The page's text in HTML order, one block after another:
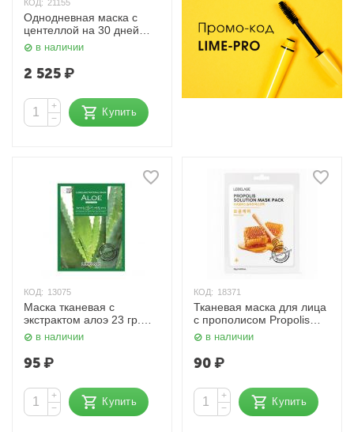
КОД: 21155
Однодневная маска с
центеллой на 30 дней
Cica ming 30 days mask
30 шт. наб. One-day’s you
в наличии
2 525₽
+
−
Купить
КОД: 13075
Маска тканевая с
экстрактом алоэ 23 гр.
Lebelage
в наличии
95₽
+
−
Купить
КОД: 18371
Тканевая маска для лица
с прополисом Propolis
Solution Mask 25 мл.
Lebelage
в наличии
90₽
+
−
Купить